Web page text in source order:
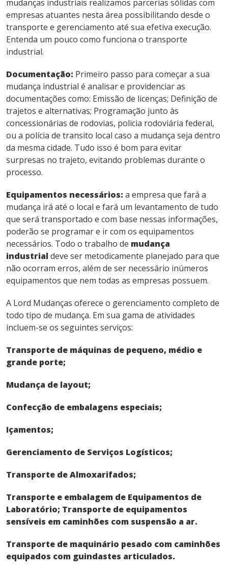
mudanças industriais realizamos parcerias sólidas com
empresas atuantes nesta área possibilitando desde o
transporte e gerenciamento até sua efetiva execução.
Entenda um pouco como funciona o transporte
industrial.
Documentação: Primeiro passo para começar a sua
mudança industrial é analisar e providenciar as
documentações como: Emissão de licenças; Definição de
trajetos e alternativas; Programação junto às
concessionárias de rodovias, policia rodoviária federal,
ou a polícia de transito local caso a mudança seja dentro
da mesma cidade. Tudo isso é bom para evitar
surpresas no trajeto, evitando problemas durante o
processo.
Equipamentos necessários: a empresa que fará a
mudança irá até o local e fará um levantamento de tudo
que será transportado e com base nessas informações,
poderão se programar e ir com os equipamentos
necessários. Todo o trabalho de mudança
industrial deve ser metodicamente planejado para que
não ocorram erros, além de ser necessário inúmeros
equipamentos que nem todas as empresas possuem.
A Lord Mudanças oferece o gerenciamento completo de
todo tipo de mudança. Em sua gama de atividades
incluem-se os seguintes serviços:
Transporte de máquinas de pequeno, médio e
grande porte;
Mudança de layout;
Confecção de embalagens especiais;
Içamentos;
Gerenciamento de Serviços Logísticos;
Transporte de Almoxarifados;
Transporte e embalagem de Equipamentos de
Laboratório; Transporte de equipamentos
sensíveis em caminhões com suspensão a ar.
Transporte de maquinário pesado com caminhões
equipados com guindastes articulados.